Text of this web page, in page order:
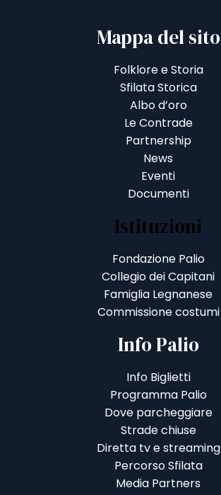
Mappa del sito
Folklore e Storia
Sfilata Storica
Albo d’oro
Le Contrade
Partnership
News
Eventi
Documenti
Istituzioni
Fondazione Palio
Collegio dei Capitani
Famiglia Legnanese
Commissione costumi
Info Palio
Info Biglietti
Programma Palio
Dove parcheggiare
Strade chiuse
Diretta tv e streaming
Percorso Sfilata
Media Partners